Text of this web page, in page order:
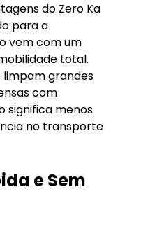
do Zero Ka
para a
vem com um
total.
limpam grandes
com
significa menos
no transporte
e Sem